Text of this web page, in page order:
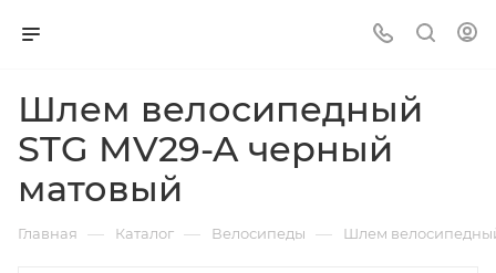
Шлем велосипедный
STG MV29-A черный
матовый
Главная — Каталог — Велосипеды — Шлем